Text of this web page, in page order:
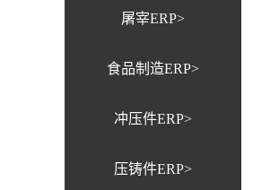
屠宰ERP>
食品制造ERP>
冲压件ERP>
压铸件ERP>